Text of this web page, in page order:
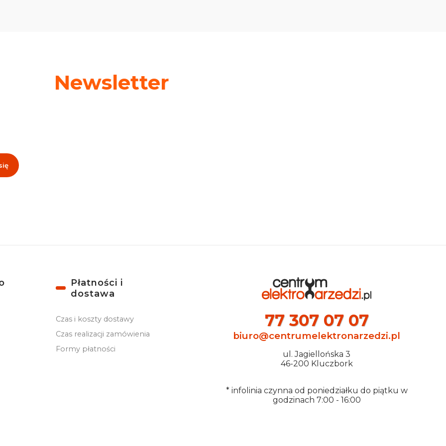
Newsletter
Płatności i
dostawa
Czas i koszty dostawy
Czas realizacji zamówienia
Formy płatności
77 307 07 07
biuro@centrumelektronarzedzi.pl
ul. Jagiellońska 3
46-200 Kluczbork
* infolinia czynna od poniedziałku do piątku w
godzinach 7:00 - 16:00